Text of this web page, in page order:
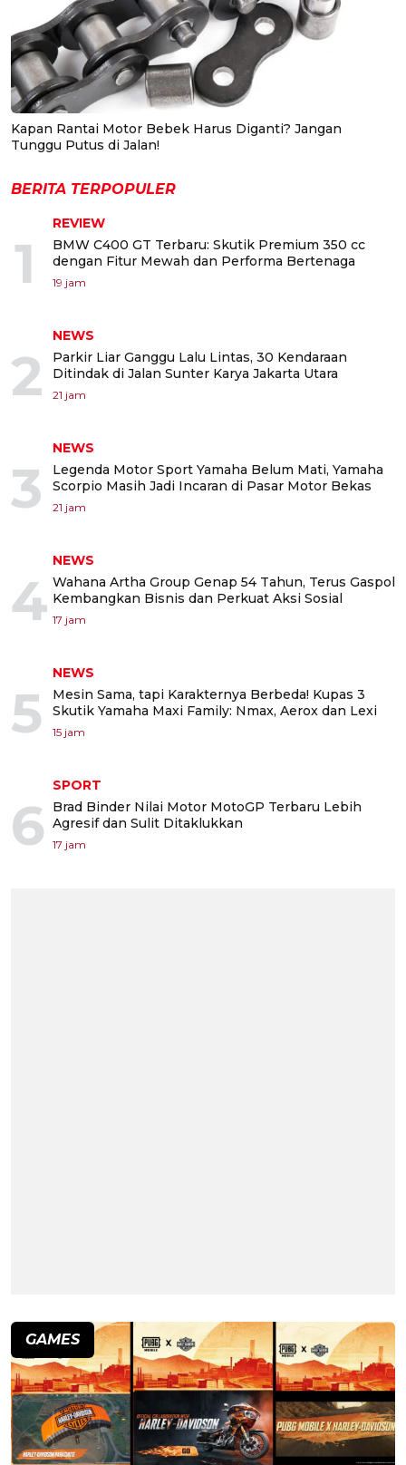
Kapan Rantai Motor Bebek Harus Diganti? Jangan
Tunggu Putus di Jalan!
BERITA TERPOPULER
1
REVIEW
BMW C400 GT Terbaru: Skutik Premium 350 cc
dengan Fitur Mewah dan Performa Bertenaga
19 jam
2
NEWS
Parkir Liar Ganggu Lalu Lintas, 30 Kendaraan
Ditindak di Jalan Sunter Karya Jakarta Utara
21 jam
3
NEWS
Legenda Motor Sport Yamaha Belum Mati, Yamaha
Scorpio Masih Jadi Incaran di Pasar Motor Bekas
21 jam
4
NEWS
Wahana Artha Group Genap 54 Tahun, Terus Gaspol
Kembangkan Bisnis dan Perkuat Aksi Sosial
17 jam
5
NEWS
Mesin Sama, tapi Karakternya Berbeda! Kupas 3
Skutik Yamaha Maxi Family: Nmax, Aerox dan Lexi
15 jam
6
SPORT
Brad Binder Nilai Motor MotoGP Terbaru Lebih
Agresif dan Sulit Ditaklukkan
17 jam
GAMES